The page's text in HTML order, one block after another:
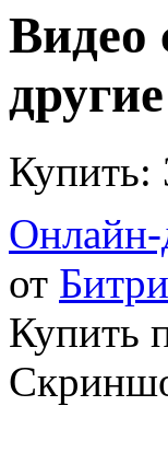
Видео
другие
Купить:
от
Купить